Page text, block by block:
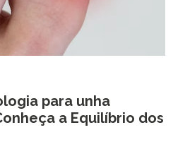
para unha
a Equilíbrio dos